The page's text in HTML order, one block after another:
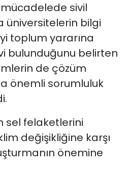
sivil
üniversitelerin bilgi
toplum yararına
bulunduğunu belirten
de çözüm
önemli sorumluluk
sel felaketlerini
değişikliğine karşı
önemine